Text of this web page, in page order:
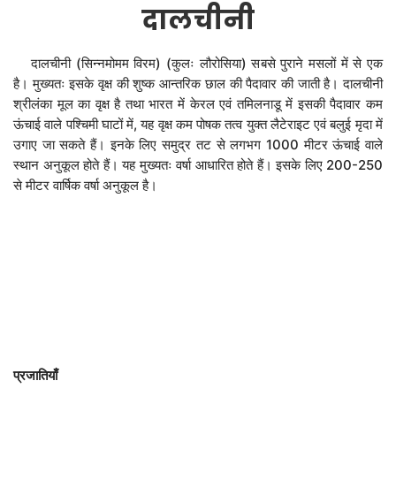
दालचीनी
दालचीनी (सिन्नमोमम विरम) (कुलः लौरोसिया) सबसे पुराने मसलों में से एक
है। मुख्यतः इसके वृक्ष की शुष्क आन्तरिक छाल की पैदावार की जाती है। दालचीनी
श्रीलंका मूल का वृक्ष है तथा भारत में केरल एवं तमिलनाडू में इसकी पैदावार कम
ऊंचाई वाले पश्चिमी घाटों में, यह वृक्ष कम पोषक तत्व युक्त लैटेराइट एवं बलुई मृदा में
उगाए जा सकते हैं। इनके लिए समुद्र तट से लगभग 1000 मीटर ऊंचाई वाले
स्थान अनुकूल होते हैं। यह मुख्यतः वर्षा आधारित होते हैं। इसके लिए 200-250
से मीटर वार्षिक वर्षा अनुकूल है।
प्रजातियाँ